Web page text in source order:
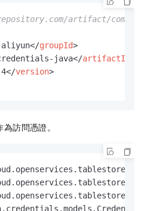
artifact/
</groupId>
java</artifactId
</version>
訪問憑證。